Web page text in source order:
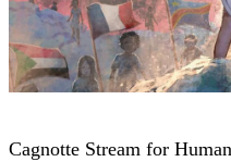
Cagnotte Stream for